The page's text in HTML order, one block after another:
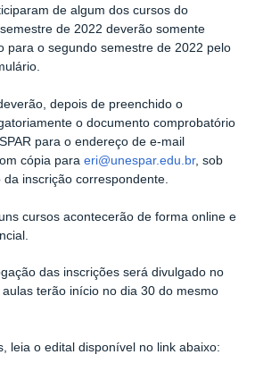
de algum dos cursos do
de 2022 deverão somente
para o segundo semestre de 2022 pelo
depois de preenchido o
o documento comprobatório
para o endereço de e-mail
cópia para eri@unespar.edu.br, sob
inscrição correspondente.
cursos acontecerão de forma online e
das inscrições será divulgado no
terão início no dia 30 do mesmo
leia o edital disponível no link abaixo: